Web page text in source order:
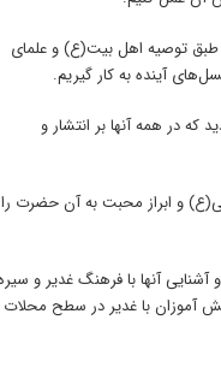
طبق توصیه اهل بیت(ع) و علمای
آینده به کار گیریم.
که در همه آنها بر انتشار و
و ابراز محبت به آن حضرت را
آنها با فرهنگ غدیر و
آموزان با غدیر در سطح محلات